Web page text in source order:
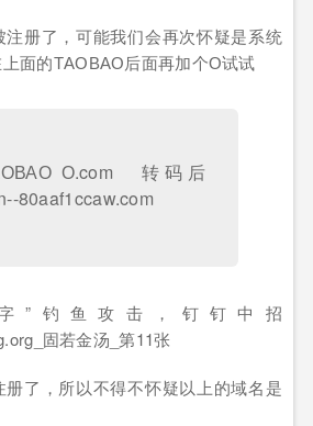
册了，可能我们会再次怀疑是系统
上面的ТАОВАО后面再加个О试试
О.com 转码后
80aaf1ccaw.com
了，所以不得不怀疑以上的域名是